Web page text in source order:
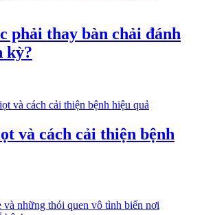
phải thay bàn chải đánh
kỳ?
và cách cải thiện bệnh